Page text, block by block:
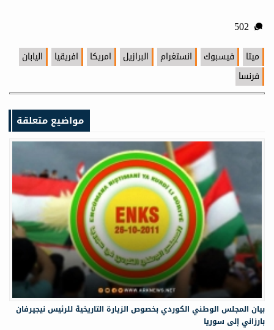
ميتا فيسبوك انستغرام البرازيل امريكا افريقيا
اليابان
فرنسا
مواضيع متعلقة
‏‏بيان المجلس الوطني الكوردي بخصوص الزيارة التاريخية للرئيس نيجيرفان
بارزاني إلى سوريا